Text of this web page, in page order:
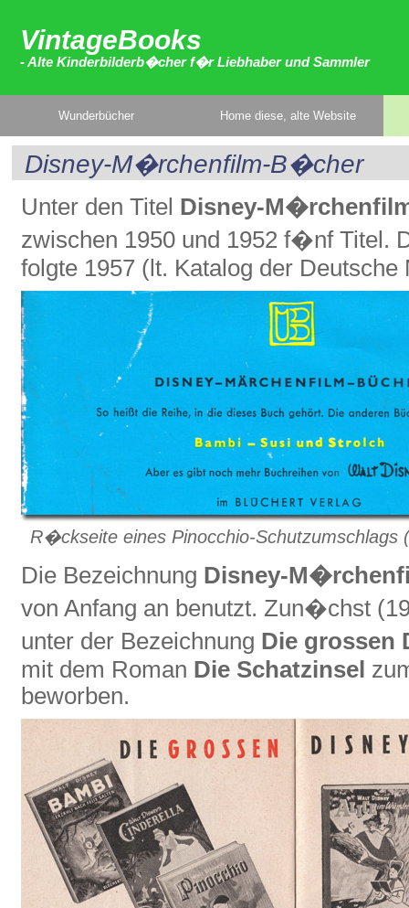
VintageBooks
- Alte Kinderbilderb�cher f�r Liebhaber und Sammler
Wunderbücher Home diese, alte Website
Disney-M�rchenfilm-B�cher
Unter den Titel Disney-
zwischen 1950 und 1952 f�nf Titel.
folgte 1957 (lt. Katalog der Deutsche
R�ckseite eines Pinocchio-Schutzumschlags
Die Bezeichnung Disney-
von Anfang an benutzt. Zun�chst
unter der Bezeichnung Die grossen
mit dem Roman Die Schatzinsel
beworben.